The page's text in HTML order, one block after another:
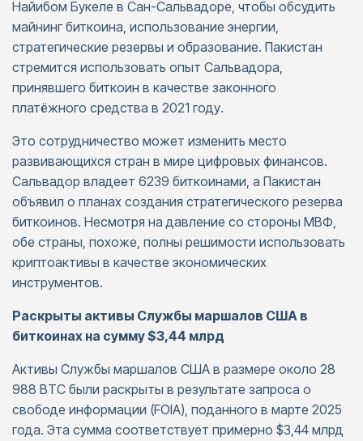
Найибом Букеле в Сан-Сальвадоре, чтобы обсудить
майнинг биткоина, использование энергии,
стратегические резервы и образование. Пакистан
стремится использовать опыт Сальвадора,
принявшего биткоин в качестве законного
платёжного средства в 2021 году.
Это сотрудничество может изменить место
развивающихся стран в мире цифровых финансов.
Сальвадор владеет 6239 биткоинами, а Пакистан
объявил о планах создания стратегического резерва
биткоинов. Несмотря на давление со стороны МВФ,
обе страны, похоже, полны решимости использовать
криптоактивы в качестве экономических
инструментов.
Раскрыты активы Службы маршалов США в
биткоинах на сумму $3,44 млрд
Активы Службы маршалов США в размере около 28
988 BTC были раскрыты в результате запроса о
свободе информации (FOIA), поданного в марте 2025
года. Эта сумма соответствует примерно $3,44 млрд